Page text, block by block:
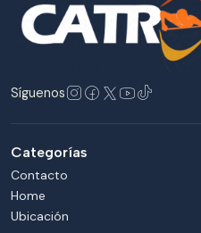
Síguenos
Categorías
Contacto
Home
Ubicación